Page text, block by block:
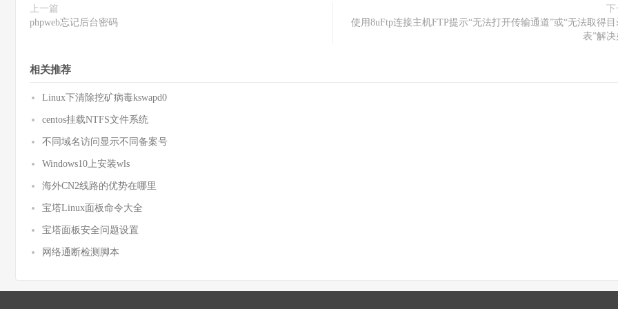
上一篇
phpweb忘记后台密码
下
使用8uFtp连接主机FTP提示“无法打开传输通道”或“无法取得目
表”解
相关推荐
Linux下清除挖矿病毒kswapd0
centos挂载NTFS文件系统
不同域名访问显示不同备案号
Windows10上安装wls
海外CN2线路的优势在哪里
宝塔Linux面板命令大全
宝塔面板安全问题设置
网络通断检测脚本